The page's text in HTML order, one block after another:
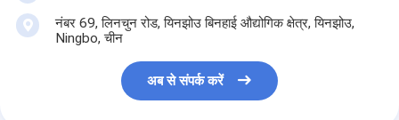
नंबर 69, लिनचुन रोड, यिनझोउ बिनहाई औद्योगिक क्षेत्र, यिनझोउ,
Ningbo, चीन
अब से संपर्क करें